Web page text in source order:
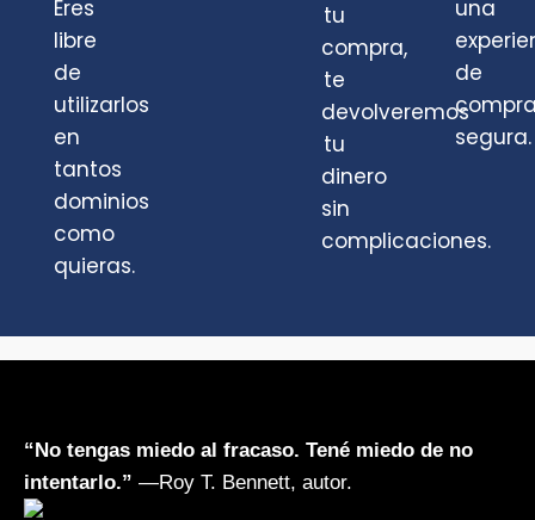
Eres
libre
de
utilizarlos
en
tantos
dominios
como
quieras.
tu
compra,
te
devolveremos
tu
dinero
sin
complicaciones.
una
de
segura.
“No tengas miedo al fracaso. Tené miedo de no
intentarlo.” —Roy T. Bennett, autor.